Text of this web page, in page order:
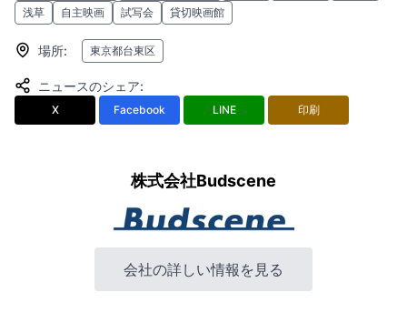
浅草
自主映画 試写会 貸切映画館
場所: 東京都台東区
ニュースのシェア:
X Facebook LINE 印刷
株式会社Budscene
会社の詳しい情報を見る